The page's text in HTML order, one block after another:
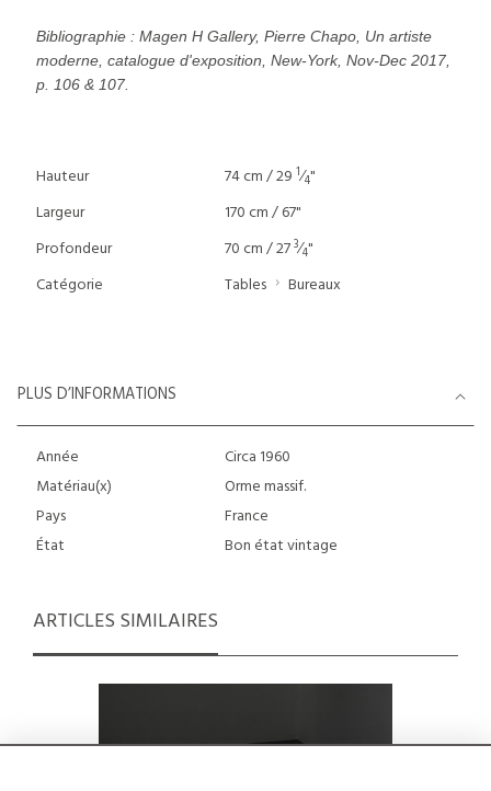
Bibliographie : Magen H Gallery, Pierre Chapo, Un artiste
moderne, catalogue d'exposition, New-York, Nov-Dec 2017,
p. 106 & 107.
Hauteur 74 cm / 29 1⁄4"
Largeur
170 cm / 67"
Profondeur
70 cm / 273⁄4"
Catégorie
Tables Bureaux
PLUS D’INFORMATIONS
Année
Circa 1960
Matériau(x)
Orme massif.
Pays
France
État
Bon état vintage
ARTICLES SIMILAIRES